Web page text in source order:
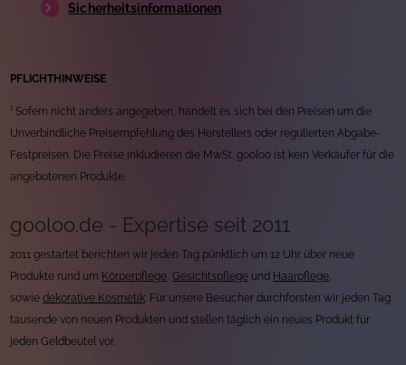
Sicherheitsinformationen
PFLICHTHINWEISE
¹ Sofern nicht anders angegeben, handelt es sich bei den Preisen um die
Unverbindliche Preisempfehlung des Herstellers oder regulierten Abgabe-
Festpreisen. Die Preise inkludieren die MwSt. gooloo ist kein Verkäufer für die
angebotenen Produkte.
gooloo.de - Expertise seit 2011
2011 gestartet berichten wir jeden Tag pünktlich um 12 Uhr über neue
Produkte rund um Körperpflege,Gesichtspflege und Haarpflege,
sowiedekorative Kosmetik. Für unsere Besucher durchforsten wir jeden Tag
tausende von neuen Produkten und stellen täglich ein neues Produkt für
jeden Geldbeutel vor.